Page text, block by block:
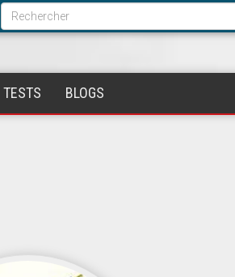
Formulaire
de
recherche
Rechercher
TESTS BLOGS